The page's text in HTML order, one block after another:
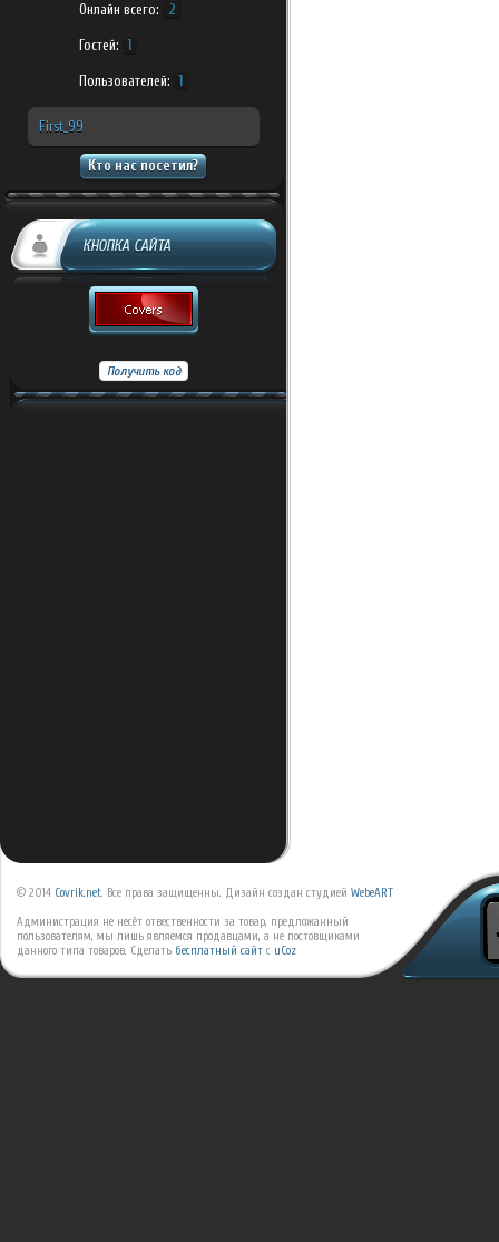
Онлайн всего: 2
Гостей: 1
Пользователей: 1
First_99
Кто нас посетил?
КНОПКА САЙТА
© 2014 Covrik.net. Все права защищенны. Дизайн создан студией WebeART
Администрация не несёт отвественности за товар, предложанный
пользователям, мы лишь являемся продавцами, а не постовщиками
данного типа товаров. Сделать бесплатный сайт с uCoz